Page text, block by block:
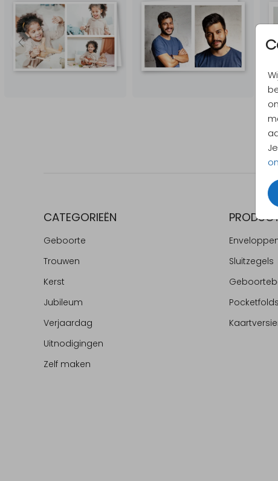
CATEGORIEËN
Geboorte
Trouwen
Kerst
Jubileum
Verjaardag
Uitnodigingen
Zelf maken
Sluitzegels
Pocketfolds